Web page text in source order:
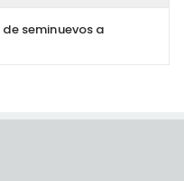
seminuevos a